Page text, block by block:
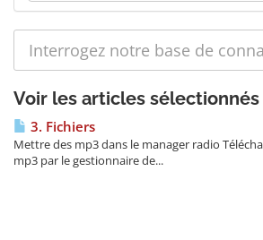
Voir les articles sélectionnés
3. Fichiers
Mettre des mp3 dans le manager radio
mp3 par le gestionnaire de...